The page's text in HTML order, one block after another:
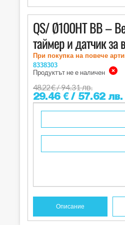
QS/ Ø100HT BB –
таймер и датчик за
При покупка на повече
8338303
Продуктът не е наличен
48.22€/ 94.31 лв.
29.46 €/ 57.62 лв.
Описание